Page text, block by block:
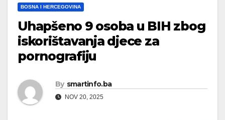
BOSNA I HERCEGOVINA
Uhapšeno 9 osoba u BIH zbog
iskorištavanja djece za
pornografiju
By smartinfo.ba
NOV 20, 2025